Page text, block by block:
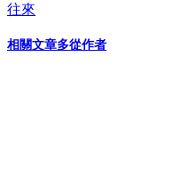
往來
相關文章多從作者